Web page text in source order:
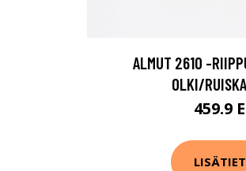
ALMUT 2610 -
OLKI/
459.9